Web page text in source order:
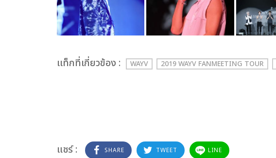
เเท็กที่เกี่ยวข้อง : WAYV 2019 WAYV FANMEETING TOUR
แชร์ : SHARE TWEET LINE